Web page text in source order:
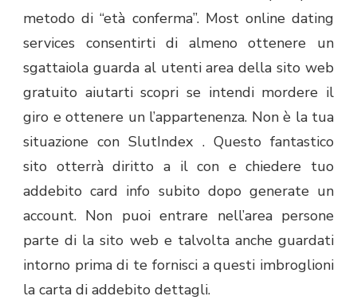
metodo di “età conferma”. Most online dating
services consentirti di almeno ottenere un
sgattaiola guarda al utenti area della sito web
gratuito aiutarti scopri se intendi mordere il
giro e ottenere un l’appartenenza. Non è la tua
situazione con SlutIndex . Questo fantastico
sito otterrà diritto a il con e chiedere tuo
addebito card info subito dopo generate un
account. Non puoi entrare nell’area persone
parte di la sito web e talvolta anche guardati
intorno prima di te fornisci a questi imbroglioni
la carta di addebito dettagli.